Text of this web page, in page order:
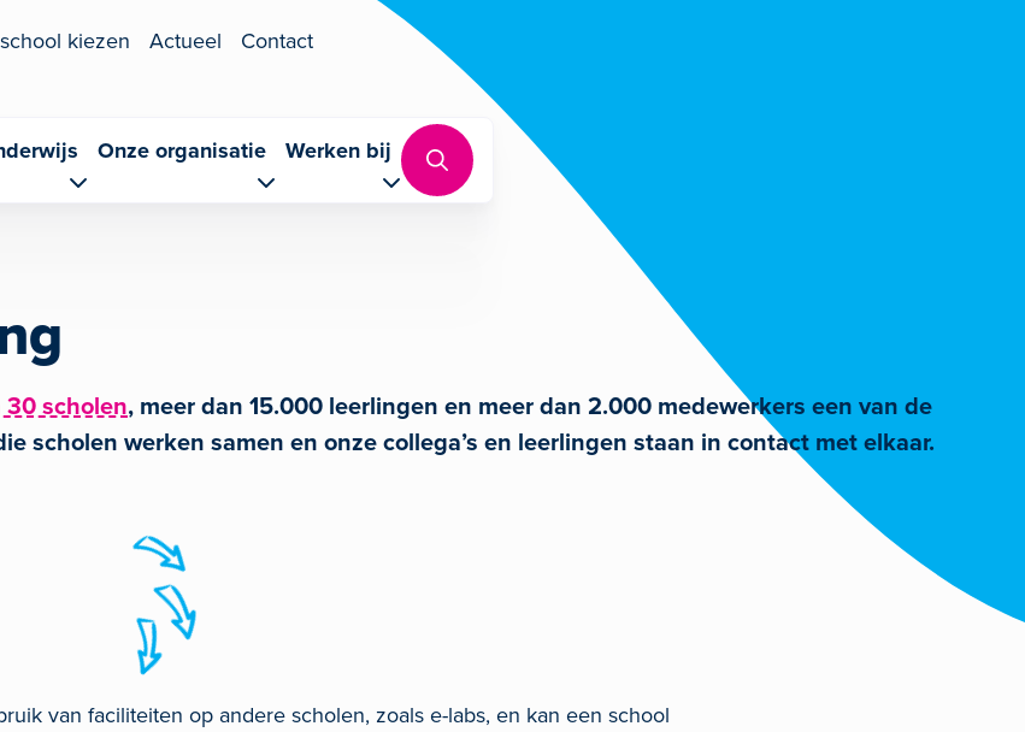
kiezen
Actueel Contact
Onze organisatie Werken bij
scholen, meer dan 15.000 leerlingen en meer dan 2.000 medewerkers een van de
scholen werken samen en onze collega’s en leerlingen staan in contact met elkaar.
van faciliteiten op andere scholen, zoals e-labs, en kan een school